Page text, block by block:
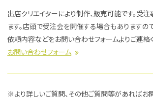
出店クリエイターにより制作、販売可能です。受
ます。店頭で受注会を開催する場合もありますので
依頼内容などをお問い合わせフォームよりご連絡
お問い合わせフォーム
より詳しいご質問、その他ご質問等があればお